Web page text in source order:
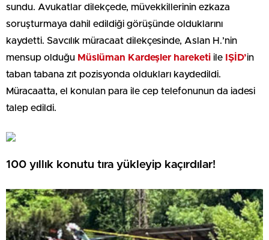
sundu. Avukatlar dilekçede, müvekkillerinin ezkaza
soruşturmaya dahil edildiği görüşünde olduklarını
kaydetti. Savcılık müracaat dilekçesinde, Aslan H.’nin
mensup olduğu Müslüman Kardeşler hareketi ile IŞİD’in
taban tabana zıt pozisyonda oldukları kaydedildi.
Müracaatta, el konulan para ile cep telefonunun da iadesi
talep edildi.
100 yıllık konutu tıra yükleyip kaçırdılar!